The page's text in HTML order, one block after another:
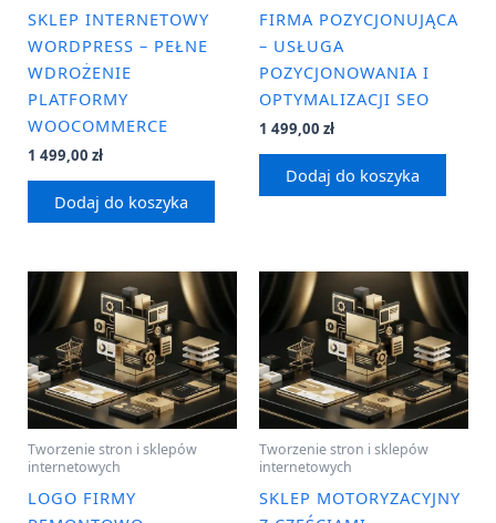
SKLEP INTERNETOWY
WORDPRESS – PEŁNE
WDROŻENIE
PLATFORMY
WOOCOMMERCE
1 499,00 zł
Dodaj do koszyka
FIRMA POZYCJONUJĄCA
– USŁUGA
POZYCJONOWANIA I
OPTYMALIZACJI SEO
1 499,00 zł
Dodaj do koszyka
Tworzenie stron i sklepów
internetowych
LOGO FIRMY
Tworzenie stron i sklepów
internetowych
SKLEP MOTORYZACYJNY